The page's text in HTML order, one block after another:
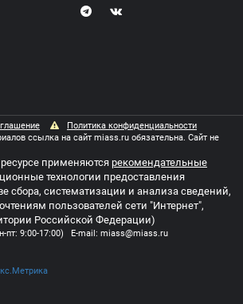
Политика конфиденциальности
ссылка на сайт miass.ru обязательна. Сайт не
применяются рекомендательные
технологии предоставления
сбора, систематизации и анализа сведений,
пользователей сети "Интернет",
Российской Федерации)
пт: 9:00-17:00) E-mail: miass@miass.ru